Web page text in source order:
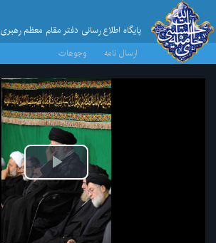
پایگاه اطلاع رسانی دفتر مقام معظم رهبری
ارسال نامه
وجوهات
پخش
ویدیو